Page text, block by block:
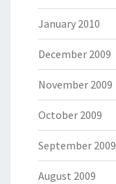
January 2010
December 2009
November 2009
October 2009
September 2009
August 2009